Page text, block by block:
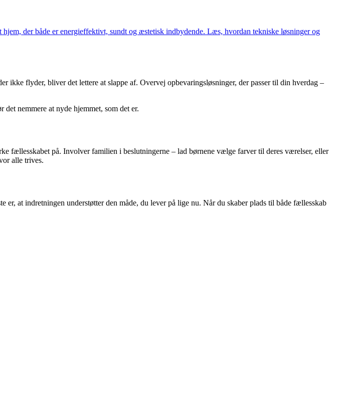
der både er energieffektivt, sundt og æstetisk indbydende. Læs, hvordan tekniske løsninger og
flyder, bliver det lettere at slappe af. Overvej opbevaringsløsninger, der passer til din hverdag –
nemmere at nyde hjemmet, som det er.
fællesskabet på. Involver familien i beslutningerne – lad børnene vælge farver til deres værelser, eller
alle trives.
at indretningen understøtter den måde, du lever på lige nu. Når du skaber plads til både fællesskab